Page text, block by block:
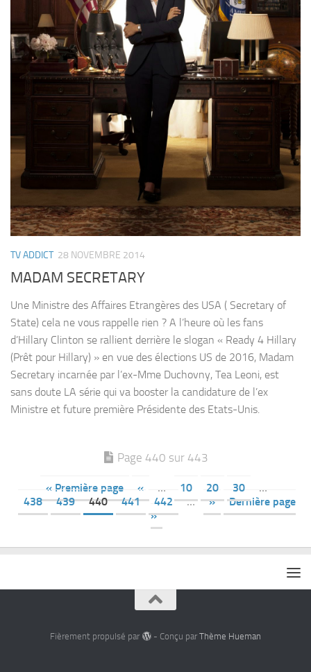
TV ADDICT 28 NOVEMBRE 2014
MADAM SECRETARY
Une Ministre des Affaires Etrangères des USA ( Secretary of
State) cela ne vous rappelle rien ? A l’heure où les fans
d’Hillary Clinton se rallient derrière le slogan « Ready 4 Hillary
(Prêt pour Hillary) » en vue des élections US de 2016, Madam
Secretary incarnée par l’ex-Mme Duchovny, Tea Leoni, est
sans doute LA série qui va booster la candidature de l’ex
Ministre et future première Présidente des Etats-Unis.
Page 440 sur 443
« Première page « … 10 20 30
…
438
439 440 441 442 … »
Dernière page
»
Fièrement propulsé par - Conçu par Thème Hueman